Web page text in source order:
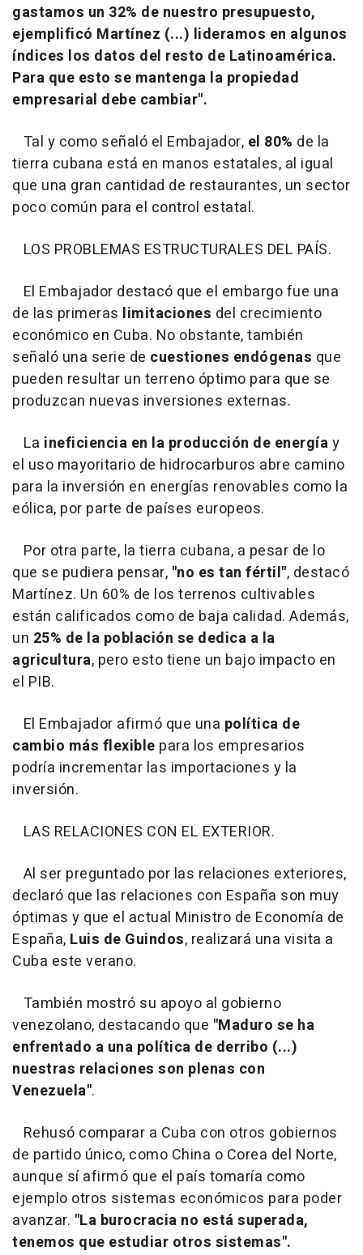
gastamos un 32% de nuestro presupuesto,
ejemplificó Martínez (...) lideramos en algunos
índices los datos del resto de Latinoamérica.
Para que esto se mantenga la propiedad
empresarial debe cambiar".
Tal y como señaló el Embajador, el 80% de la
tierra cubana está en manos estatales, al igual
que una gran cantidad de restaurantes, un sector
poco común para el control estatal.
LOS PROBLEMAS ESTRUCTURALES DEL PAÍS.
El Embajador destacó que el embargo fue una
de las primeras limitaciones del crecimiento
económico en Cuba. No obstante, también
señaló una serie de cuestiones endógenas que
pueden resultar un terreno óptimo para que se
produzcan nuevas inversiones externas.
La ineficiencia en la producción de energíay
el uso mayoritario de hidrocarburos abre camino
para la inversión en energías renovables como la
eólica, por parte de países europeos.
Por otra parte, la tierra cubana, a pesar de lo
que se pudiera pensar, "no es tan fértil", destacó
Martínez. Un 60% de los terrenos cultivables
están calificados como de baja calidad. Además,
un 25% de la población se dedica a la
agricultura, pero esto tiene un bajo impacto en
el PIB.
El Embajador afirmó que una política de
cambio más flexible para los empresarios
podría incrementar las importaciones y la
inversión.
LAS RELACIONES CON EL EXTERIOR.
Al ser preguntado por las relaciones exteriores,
declaró que las relaciones con España son muy
óptimas y que el actual Ministro de Economía de
España, Luis de Guindos, realizará una visita a
Cuba este verano.
También mostró su apoyo al gobierno
venezolano, destacando que "Maduro se ha
enfrentado a una política de derribo (...)
nuestras relaciones son plenas con
Venezuela".
Rehusó comparar a Cuba con otros gobiernos
de partido único, como China o Corea del Norte,
aunque sí afirmó que el país tomaría como
ejemplo otros sistemas económicos para poder
avanzar. "La burocracia no está superada,
tenemos que estudiar otros sistemas".